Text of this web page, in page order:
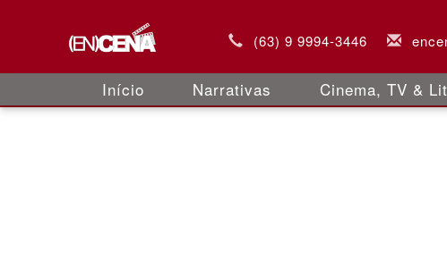
(63) 9 9994-3446
Início Narrativas Cinema, TV &